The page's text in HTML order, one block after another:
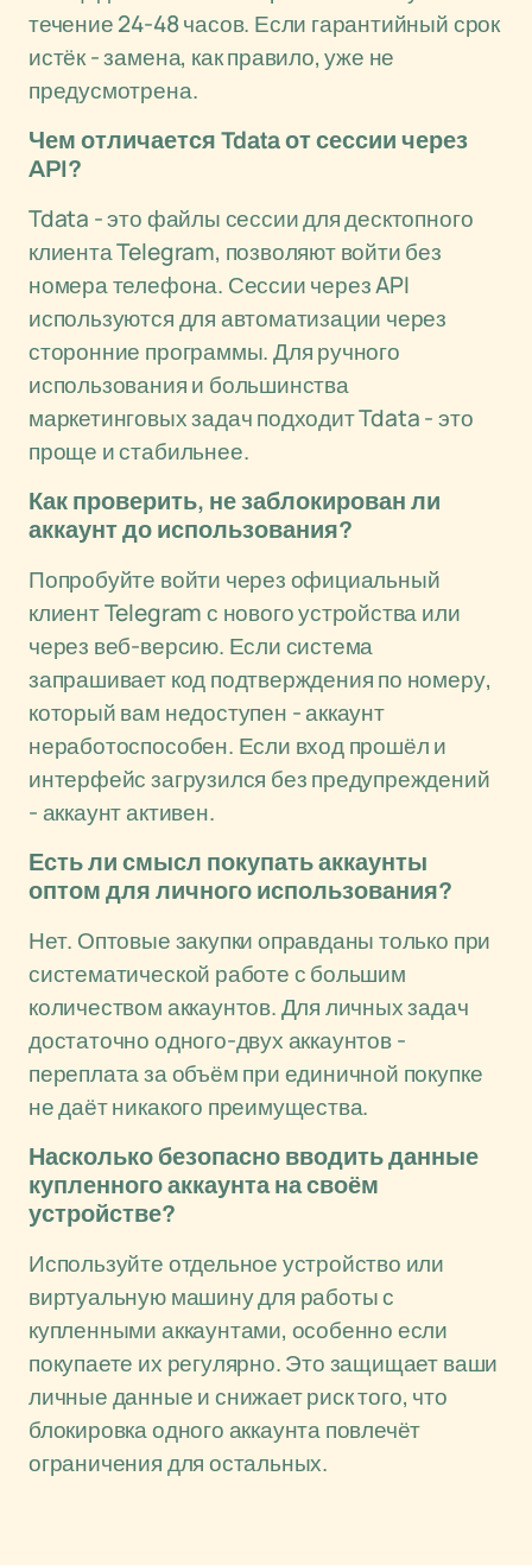
течение 24-48 часов. Если гарантийный срок
истёк - замена, как правило, уже не
предусмотрена.
Чем отличается Tdata от сессии через
API?
Tdata - это файлы сессии для десктопного
клиента Telegram, позволяют войти без
номера телефона. Сессии через API
используются для автоматизации через
сторонние программы. Для ручного
использования и большинства
маркетинговых задач подходит Tdata - это
проще и стабильнее.
Как проверить, не заблокирован ли
аккаунт до использования?
Попробуйте войти через официальный
клиент Telegram с нового устройства или
через веб-версию. Если система
запрашивает код подтверждения по номеру,
который вам недоступен - аккаунт
неработоспособен. Если вход прошёл и
интерфейс загрузился без предупреждений
- аккаунт активен.
Есть ли смысл покупать аккаунты
оптом для личного использования?
Нет. Оптовые закупки оправданы только при
систематической работе с большим
количеством аккаунтов. Для личных задач
достаточно одного-двух аккаунтов -
переплата за объём при единичной покупке
не даёт никакого преимущества.
Насколько безопасно вводить данные
купленного аккаунта на своём
устройстве?
Используйте отдельное устройство или
виртуальную машину для работы с
купленными аккаунтами, особенно если
покупаете их регулярно. Это защищает ваши
личные данные и снижает риск того, что
блокировка одного аккаунта повлечёт
ограничения для остальных.